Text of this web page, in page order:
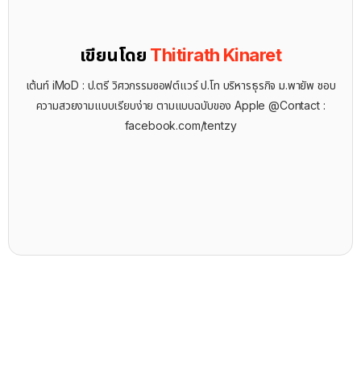
เขียนโดย Thitirath Kinaret
เต้นท์ iMoD : ป.ตรี วิศวกรรมซอฟต์แวร์ ป.โท บริหารธุรกิจ ม.พายัพ ชอบ
ความสวยงามแบบเรียบง่าย ตามแบบฉบับของ Apple @Contact :
facebook.com/tentzy